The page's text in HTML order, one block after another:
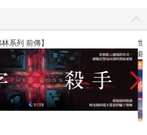
1980年5月，韓國光州市民與學生組織
權。15歲的少年東浩和朋友正戴，也
當政府派軍隊進駐光州冷血鎮壓，軍
的時候，東浩害怕地逃走躲了起來，並
射殺。 東浩愧疚之餘，來道廳的尚武
了負責處理遺體入殮的女高中生恩
師善珠，受她們請求留下來幫忙，也
配人力與物資的男大學生振秀。 在協
時，東浩不時對自己的懦弱感到自
系列 前傳】
世
銀